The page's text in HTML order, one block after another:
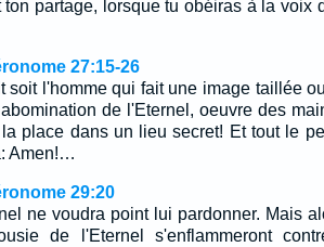
ton partage, lorsque tu obéiras à la voix
27:15-26
soit l'homme qui fait une image taillée
de l'Eternel, oeuvre des
place dans un lieu secret! Et tout le
Amen!…
29:20
ne voudra point lui pardonner. Mais
de l'Eternel s'enflammeront